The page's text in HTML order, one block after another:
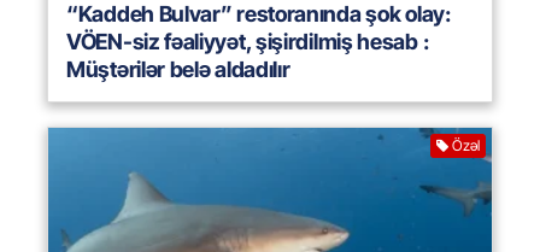
“Kaddeh Bulvar” restoranında şok olay:
VÖEN-siz fəaliyyət, şişirdilmiş hesab :
Müştərilər belə aldadılır
Özəl